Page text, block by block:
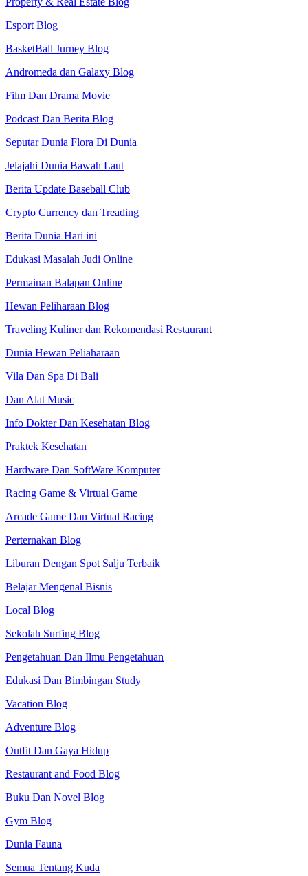
Esport Blog
BasketBall Jurney Blog
Andromeda dan Galaxy Blog
Film Dan Drama Movie
Podcast Dan Berita Blog
Seputar Dunia Flora Di Dunia
Jelajahi Dunia Bawah Laut
Berita Update Baseball Club
Crypto Currency dan Treading
Berita Dunia Hari ini
Edukasi Masalah Judi Online
Permainan Balapan Online
Hewan Peliharaan Blog
Traveling Kuliner dan Rekomendasi Restaurant
Dunia Hewan Peliaharaan
Vila Dan Spa Di Bali
Dan Alat Music
Info Dokter Dan Kesehatan Blog
Praktek Kesehatan
Hardware Dan SoftWare Komputer
Racing Game & Virtual Game
Arcade Game Dan Virtual Racing
Perternakan Blog
Liburan Dengan Spot Salju Terbaik
Belajar Mengenal Bisnis
Local Blog
Sekolah Surfing Blog
Pengetahuan Dan Ilmu Pengetahuan
Edukasi Dan Bimbingan Study
Vacation Blog
Adventure Blog
Outfit Dan Gaya Hidup
Restaurant and Food Blog
Buku Dan Novel Blog
Gym Blog
Dunia Fauna
Semua Tentang Kuda